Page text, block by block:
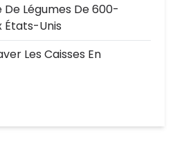
Légumes De 600-
États-Unis
Les Caisses En